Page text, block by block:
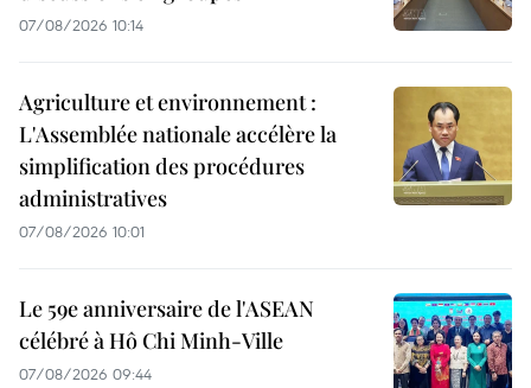
07/08/2026 10:14
Agriculture et environnement :
L'Assemblée nationale accélère la
simplification des procédures
administratives
07/08/2026 10:01
Le 59e anniversaire de l'ASEAN
célébré à Hô Chi Minh-Ville
07/08/2026 09:44